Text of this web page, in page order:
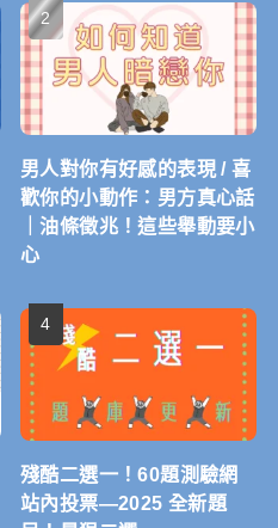
男人對你有好感的表現 / 喜
歡你的小動作：男方真心話
｜油條徵兆！這些舉動要小
心
殘酷二選一！60題測驗網
站內投票—2025 全新題